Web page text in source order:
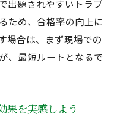
出題されやすいトラブ
ため、合格率の向上に
場合は、まず現場での
、最短ルートとなるで
果を実感しよう